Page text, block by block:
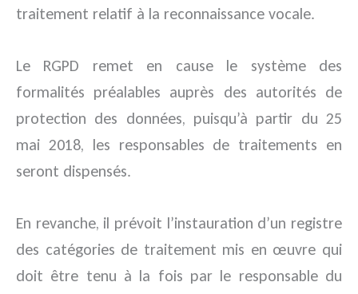
traitement relatif à la reconnaissance vocale.
Le RGPD remet en cause le système des
formalités préalables auprès des autorités de
protection des données, puisqu’à partir du 25
mai 2018, les responsables de traitements en
seront dispensés.
En revanche, il prévoit l’instauration d’un registre
des catégories de traitement mis en œuvre qui
doit être tenu à la fois par le responsable du